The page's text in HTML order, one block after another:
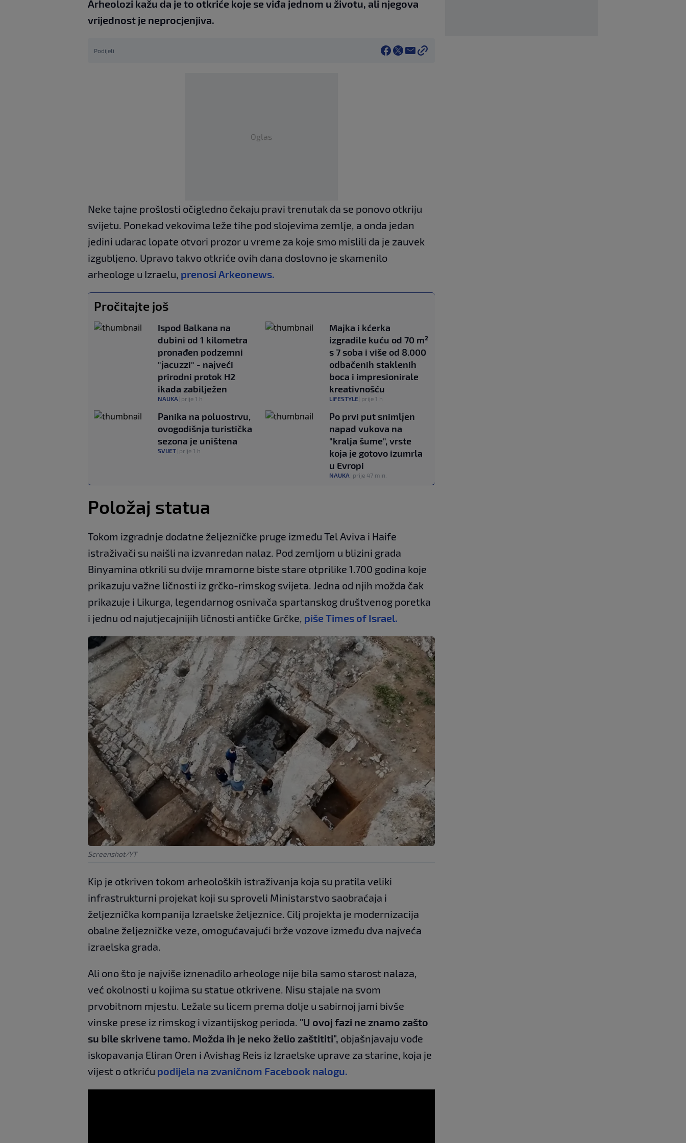
Arheolozi kažu da je to otkriće koje se viđa jednom u životu, ali njegova
vrijednost je neprocjenjiva.
Podijeli
Oglas
Neke tajne prošlosti očigledno čekaju pravi trenutak da se ponovo otkriju
svijetu. Ponekad vekovima leže tihe pod slojevima zemlje, a onda jedan
jedini udarac lopate otvori prozor u vreme za koje smo mislili da je zauvek
izgubljeno. Upravo takvo otkriće ovih dana doslovno je skamenilo
arheologe u Izraelu, prenosi Arkeonews.
Pročitajte još
Ispod Balkana na
dubini od 1 kilometra
pronađen podzemni
"jacuzzi" - najveći
prirodni protok H2
ikada zabilježen
NAUKA prije 1 h
Majka i kćerka
izgradile kuću od 70 m²
s 7 soba i više od 8.000
odbačenih staklenih
boca i impresionirale
kreativnošću
LIFESTYLE prije 1 h
Panika na poluostrvu,
ovogodišnja turistička
sezona je uništena
SVIJET prije 1 h
Po prvi put snimljen
napad vukova na
"kralja šume", vrste
koja je gotovo izumrla
u Evropi
NAUKA prije 47 min.
Položaj statua
Tokom izgradnje dodatne željezničke pruge između Tel Aviva i Haife
istraživači su naišli na izvanredan nalaz. Pod zemljom u blizini grada
Binyamina otkrili su dvije mramorne biste stare otprilike 1.700 godina koje
prikazuju važne ličnosti iz grčko-rimskog svijeta. Jedna od njih možda čak
prikazuje i Likurga, legendarnog osnivača spartanskog društvenog poretka
i jednu od najutjecajnijih ličnosti antičke Grčke, piše Times of Israel.
Screenshot/YT
Kip je otkriven tokom arheoloških istraživanja koja su pratila veliki
infrastrukturni projekat koji su sproveli Ministarstvo saobraćaja i
željeznička kompanija Izraelske željeznice. Cilj projekta je modernizacija
obalne željezničke veze, omogućavajući brže vozove između dva najveća
izraelska grada.
Ali ono što je najviše iznenadilo arheologe nije bila samo starost nalaza,
već okolnosti u kojima su statue otkrivene. Nisu stajale na svom
prvobitnom mjestu. Ležale su licem prema dolje u sabirnoj jami bivše
vinske prese iz rimskog i vizantijskog perioda. "U ovoj fazi ne znamo zašto
su bile skrivene tamo. Možda ih je neko želio zaštititi", objašnjavaju vođe
iskopavanja Eliran Oren i Avishag Reis iz Izraelske uprave za starine, koja je
vijest o otkriću podijela na zvaničnom Facebook nalogu.